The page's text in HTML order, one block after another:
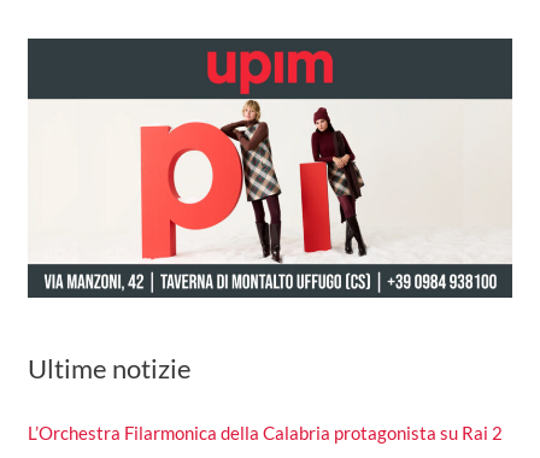
Ultime notizie
L’Orchestra Filarmonica della Calabria protagonista su Rai 2